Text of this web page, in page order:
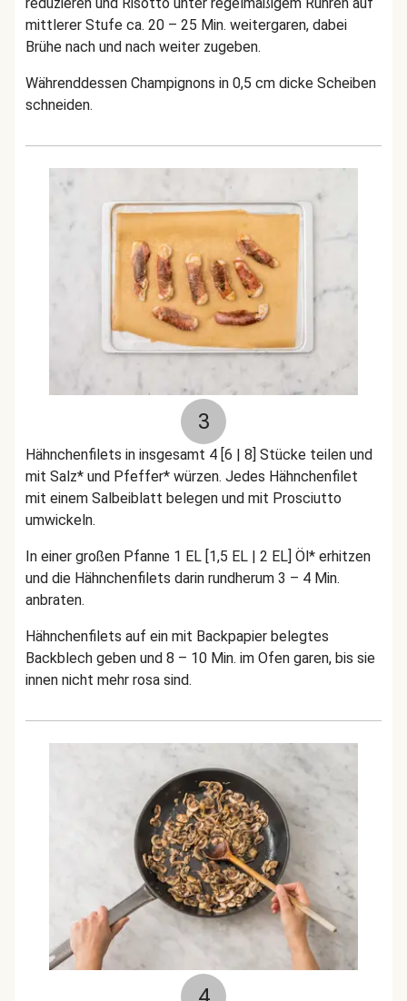
mittlerer Stufe ca. 20 – 25 Min. weitergaren, dabei
Brühe nach und nach weiter zugeben.
Währenddessen Champignons in 0,5 cm dicke Scheiben
schneiden.
3
Hähnchenfilets in insgesamt 4 [6 | 8] Stücke teilen und
mit Salz* und Pfeffer* würzen. Jedes Hähnchenfilet
mit einem Salbeiblatt belegen und mit Prosciutto
umwickeln.
In einer großen Pfanne 1 EL [1,5 EL | 2 EL] Öl* erhitzen
und die Hähnchenfilets darin rundherum 3 – 4 Min.
anbraten.
Hähnchenfilets auf ein mit Backpapier belegtes
Backblech geben und 8 – 10 Min. im Ofen garen, bis sie
innen nicht mehr rosa sind.